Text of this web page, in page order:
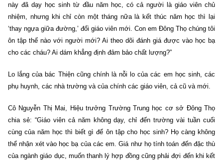
này đã dạy học sinh từ đầu năm học, có cả người là giáo viên chủ
nhiệm, nhưng khi chỉ còn một tháng nữa là kết thúc năm học thì lại
‘thay ngựa giữa đường,’ đổi giáo viên mới. Con em Đông Thọ chúng tôi
ôn tập thế nào với người mới? Ai theo dõi đánh giá được vào học bạ
cho các cháu? Ai dám khẳng định đảm bảo chất lượng?”
Lo lắng của bác Thiện cũng chính là nỗi lo của các em học sinh, các
phụ huynh, các nhà trường và của chính các giáo viên, cả cũ và mới.
Cô Nguyễn Thị Mai, Hiệu trưởng Trường Trung học cơ sở Đông Thọ
chia sẻ: “Giáo viên cả năm không dạy, chỉ đến trường vài tuần cuối
cùng của năm học thì biết gì để ôn tập cho học sinh? Họ càng không
thể nhận xét vào học bạ của các em. Giá như họ tính toán đến đặc thù
của ngành giáo dục, muốn thanh lý hợp đồng cũng phải đợi đến khi kết